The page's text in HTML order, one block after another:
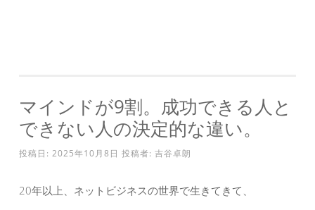
マインドが9割。成功できる人と
できない人の決定的な違い。
投稿日: 2025年10月8日 投稿者: 吉谷卓朗
20年以上、ネットビジネスの世界で生きてきて、